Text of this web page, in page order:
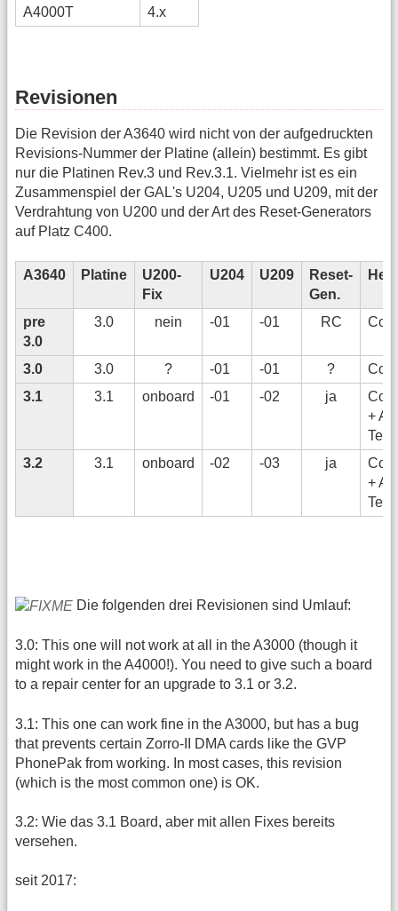
A4000T 4.x
Revisionen
Die Revision der A3640 wird nicht von der aufgedruckten
Revisions-Nummer der Platine (allein) bestimmt. Es gibt
nur die Platinen Rev.3 und Rev.3.1. Vielmehr ist es ein
Zusammenspiel der GAL's U204, U205 und U209, mit der
Verdrahtung von U200 und der Art des Reset-Generators
auf Platz C400.
A3640 Platine
U200-
Fix
U204 U209
Reset-
Gen.
pre
3.0
3.0 nein -01 -01 RC
3.0 3.0 ? -01 -01 ?
3.1
3.1 onboard -01 -02 ja
+
3.2
3.1 onboard -02 -03 ja
+
Die folgenden drei Revisionen sind Umlauf:
3.0: This one will not work at all in the A3000 (though it
might work in the A4000!). You need to give such a board
to a repair center for an upgrade to 3.1 or 3.2.
3.1: This one can work fine in the A3000, but has a bug
that prevents certain Zorro-II DMA cards like the GVP
PhonePak from working. In most cases, this revision
(which is the most common one) is OK.
3.2: Wie das 3.1 Board, aber mit allen Fixes bereits
versehen.
seit 2017: